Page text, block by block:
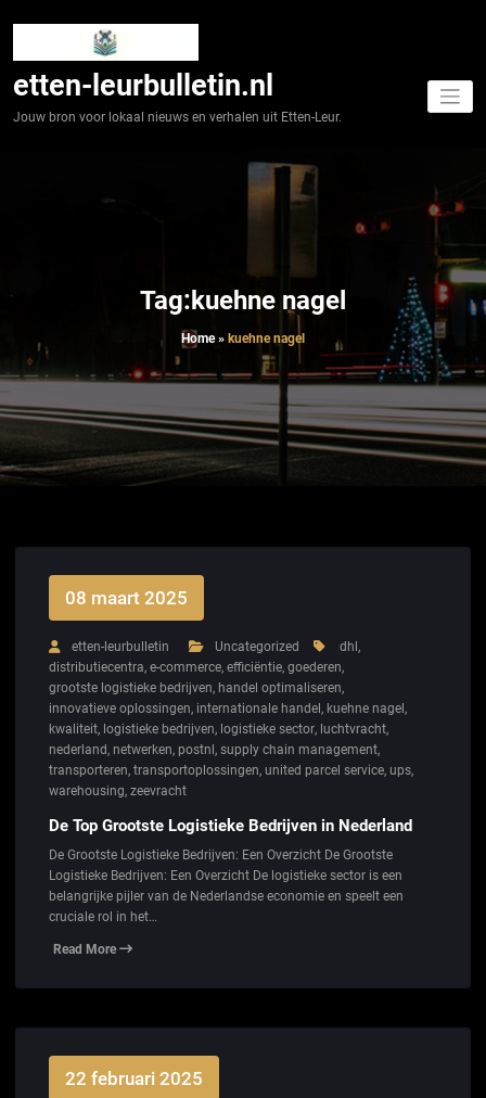
etten-leurbulletin.nl
Jouw bron voor lokaal nieuws en verhalen uit Etten-Leur.
Tag:kuehne nagel
Home» kuehne nagel
08 maart 2025
etten-leurbulletin Uncategorized dhl ,
distributiecentra, e-commerce, efficiëntie, goederen,
grootste logistieke bedrijven, handel optimaliseren,
innovatieve oplossingen, internationale handel , kuehne nagel ,
kwaliteit, logistieke bedrijven, logistieke sector, luchtvracht,
nederland, netwerken, postnl , supply chain management,
transporteren, transportoplossingen, united parcel service, ups,
warehousing, zeevracht
De Top Grootste Logistieke Bedrijven in Nederland
De Grootste Logistieke Bedrijven: Een Overzicht De Grootste
Logistieke Bedrijven: Een Overzicht De logistieke sector is een
belangrijke pijler van de Nederlandse economie en speelt een
cruciale rol in het…
Read More
22 februari 2025